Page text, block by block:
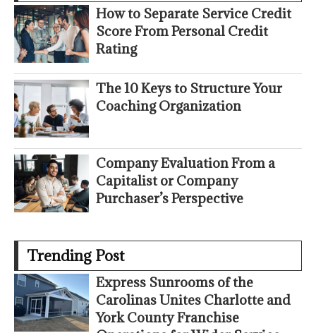
How to Separate Service Credit
Score From Personal Credit
Rating
The 10 Keys to Structure Your
Coaching Organization
Company Evaluation From a
Capitalist or Company
Purchaser’s Perspective
Trending Post
Express Sunrooms of the
Carolinas Unites Charlotte and
York County Franchise